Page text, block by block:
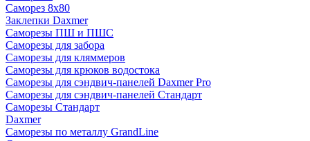
Саморез 8х80
Заклепки Daxmer
Саморезы ПШ и ПШС
Саморезы для забора
Саморезы для кляммеров
Саморезы для крюков водостока
Саморезы для сэндвич-панелей Daxmer Pro
Саморезы для сэндвич-панелей Стандарт
Саморезы Стандарт
Daxmer
Саморезы по металлу GrandLine